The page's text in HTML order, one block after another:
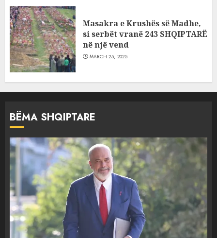
Masakra e Krushës së Madhe,
si serbët vranë 243 SHQIPTARË
në një vend
MARCH 25, 2025
BËMA SHQIPTARE